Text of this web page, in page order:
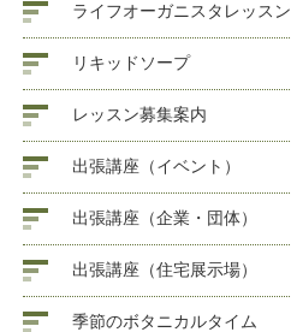
ライフオーガニスタレッスン
リキッドソープ
レッスン募集案内
出張講座（イベント）
出張講座（企業・団体）
出張講座（住宅展示場）
季節のボタニカルタイム